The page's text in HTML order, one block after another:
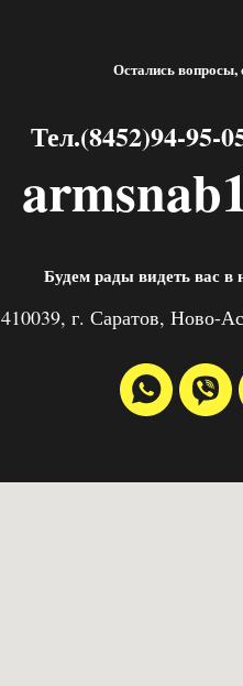
Остались вопросы,
Тел.(8452)94-95-
Будем рады видеть вас
410039, г. Саратов, Ново-